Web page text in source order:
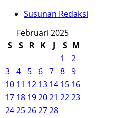
Susunan Redaksi
Februari 2025
S
S R K J S M
1
2
3 4 5 6 7 8 9
10 11 12 13 14 15 16
17 18 192021 2223
2425262728